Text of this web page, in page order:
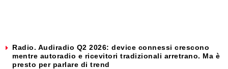
Radio. Audiradio Q2 2026: device connessi crescono
mentre autoradio e ricevitori tradizionali arretrano. Ma è
presto per parlare di trend